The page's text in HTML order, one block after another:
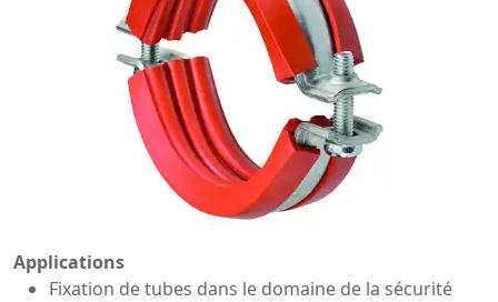
Applications
Fixation de tubes dans le domaine de la sécurité